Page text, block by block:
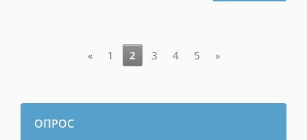
« 1 2 3 4 5 »
ОПРОС